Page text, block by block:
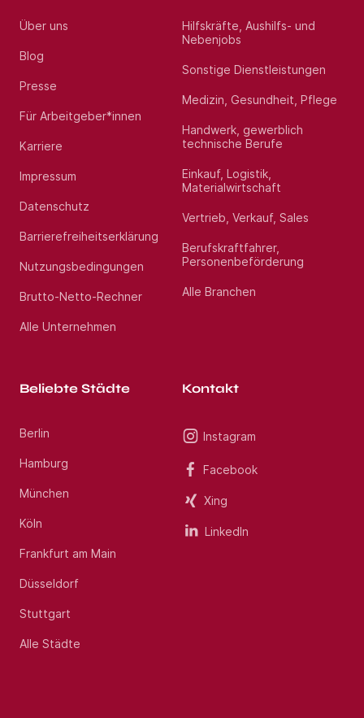
Über uns
Blog
Presse
Für Arbeitgeber*innen
Karriere
Impressum
Datenschutz
Barrierefreiheitserklärung
Nutzungsbedingungen
Brutto-Netto-Rechner
Alle Unternehmen
Hilfskräfte, Aushilfs- und
Nebenjobs
Sonstige Dienstleistungen
Medizin, Gesundheit, Pflege
Handwerk, gewerblich
technische Berufe
Einkauf, Logistik,
Materialwirtschaft
Vertrieb, Verkauf, Sales
Berufskraftfahrer,
Personenbeförderung
Alle Branchen
Beliebte Städte
Berlin
Hamburg
München
Köln
Frankfurt am Main
Düsseldorf
Stuttgart
Alle Städte
Kontakt
Instagram
Facebook
Xing
LinkedIn